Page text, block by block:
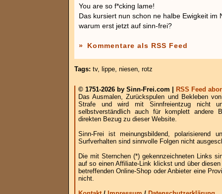
You are so f*cking lame!
Das kursiert nun schon ne halbe Ewigkeit im
warum erst jetzt auf sinn-frei?
» Kommentare als RSS Feed
Tags: tv, lippe, niesen, rotz
© 1751-2026 by Sinn-Frei.com |
RSS Feed
Das Ausmalen, Zurückspulen und Bekleben
Strafe und wird mit Sinnfreientzug nicht
selbstverständlich auch für komplett andere
direkten Bezug zu dieser Website.
Sinn-Frei ist meinungsbildend, polarisierend
Surfverhalten sind sinnvolle Folgen nicht
Die mit Sternchen (*) gekennzeichneten Links
auf so einen Affiliate-Link klickst und über
betreffenden Online-Shop oder Anbieter eine
nicht.